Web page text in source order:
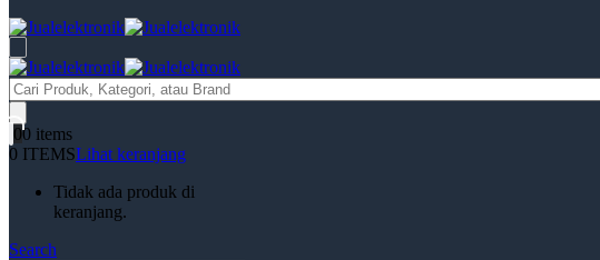
Products
search
00 items
0 ITEMSLihat keranjang
Tidak ada produk di
keranjang.
Search